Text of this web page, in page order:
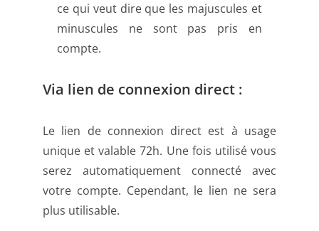
ce qui veut dire que les majuscules et
minuscules ne sont pas pris en
compte.
Via lien de connexion direct :
Le lien de connexion direct est à usage
unique et valable 72h. Une fois utilisé vous
serez automatiquement connecté avec
votre compte. Cependant, le lien ne sera
plus utilisable.